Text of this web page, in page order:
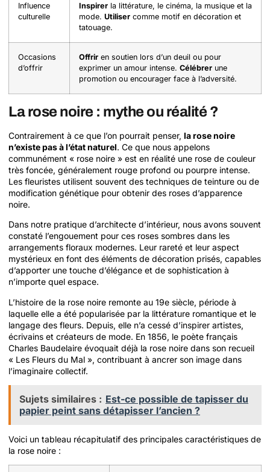
Influence
culturelle
Inspirer la littérature, le cinéma, la musique et la
mode. Utiliser comme motif en décoration et
tatouage.
Occasions
d’offrir
Offrir en soutien lors d’un deuil ou pour
exprimer un amour intense. Célébrer une
promotion ou encourager face à l’adversité.
La rose noire : mythe ou réalité ?
Contrairement à ce que l’on pourrait penser, la rose noire
n’existe pas à l’état naturel. Ce que nous appelons
communément « rose noire » est en réalité une rose de couleur
très foncée, généralement rouge profond ou pourpre intense.
Les fleuristes utilisent souvent des techniques de teinture ou de
modification génétique pour obtenir des roses d’apparence
noire.
Dans notre pratique d’architecte d’intérieur, nous avons souvent
constaté l’engouement pour ces roses sombres dans les
arrangements floraux modernes. Leur rareté et leur aspect
mystérieux en font des éléments de décoration prisés, capables
d’apporter une touche d’élégance et de sophistication à
n’importe quel espace.
L’histoire de la rose noire remonte au 19e siècle, période à
laquelle elle a été popularisée par la littérature romantique et le
langage des fleurs. Depuis, elle n’a cessé d’inspirer artistes,
écrivains et créateurs de mode. En 1856, le poète français
Charles Baudelaire évoquait déjà la rose noire dans son recueil
« Les Fleurs du Mal », contribuant à ancrer son image dans
l’imaginaire collectif.
Sujets similaires : Est-ce possible de tapisser du
papier peint sans détapisser l’ancien ?
Voici un tableau récapitulatif des principales caractéristiques de
la rose noire :